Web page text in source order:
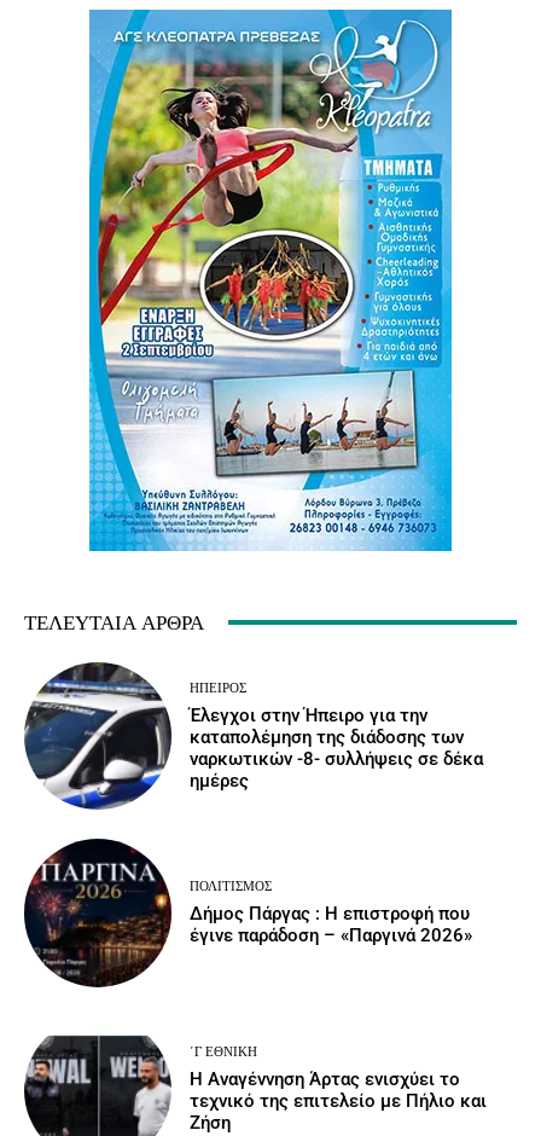
ΤΕΛΕΥΤΑΊΑ ΆΡΘΡΑ
ΉΠΕΙΡΟΣ
Έλεγχοι στην Ήπειρο για την
καταπολέμηση της διάδοσης των
ναρκωτικών -8- συλλήψεις σε δέκα
ημέρες
ΠΟΛΙΤΙΣΜΌΣ
Δήμος Πάργας : Η επιστροφή που
έγινε παράδοση – «Παργινά 2026»
΄Γ ΕΘΝΙΚΉ
Η Αναγέννηση Άρτας ενισχύει το
τεχνικό της επιτελείο με Πήλιο και
Ζήση